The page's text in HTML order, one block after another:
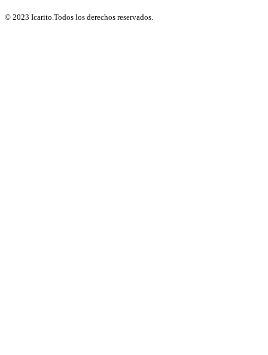
© 2023 Icarito.Todos los derechos reservados.